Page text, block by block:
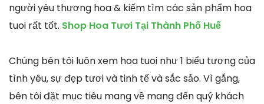
người yêu thương hoa & kiếm tìm các sản phẩm hoa
tuoi rất tốt. Shop Hoa Tươi Tại Thành Phố Huế
Chúng bên tôi luôn xem hoa tuoi như 1 biểu tượng của
tình yêu, sự đẹp tươi và tinh tế và sắc sảo. Vì gắng,
bên tôi đặt mục tiêu mang về mang đến quý khách